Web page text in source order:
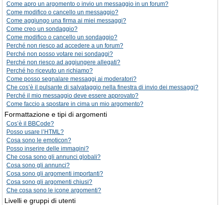
Come apro un argomento o invio un messaggio in un forum?
Come modifico o cancello un messaggio?
Come aggiungo una firma ai miei messaggi?
Come creo un sondaggio?
Come modifico o cancello un sondaggio?
Perché non riesco ad accedere a un forum?
Perché non posso votare nei sondaggi?
Perché non riesco ad aggiungere allegati?
Perché ho ricevuto un richiamo?
Come posso segnalare messaggi ai moderatori?
Che cos’è il pulsante di salvataggio nella finestra di invio dei messaggi?
Perché il mio messaggio deve essere approvato?
Come faccio a spostare in cima un mio argomento?
Formattazione e tipi di argomenti
Cos’è il BBCode?
Posso usare l’HTML?
Cosa sono le emoticon?
Posso inserire delle immagini?
Che cosa sono gli annunci globali?
Cosa sono gli annunci?
Cosa sono gli argomenti importanti?
Cosa sono gli argomenti chiusi?
Che cosa sono le icone argomenti?
Livelli e gruppi di utenti